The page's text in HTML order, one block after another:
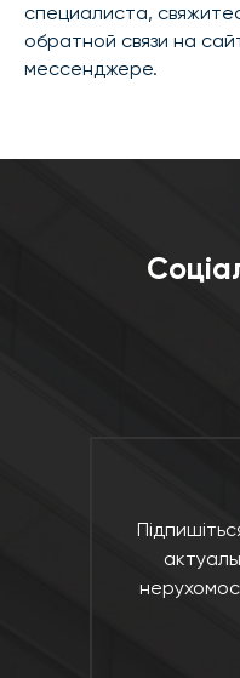
специалиста,
обратной связи на
мессенджере.